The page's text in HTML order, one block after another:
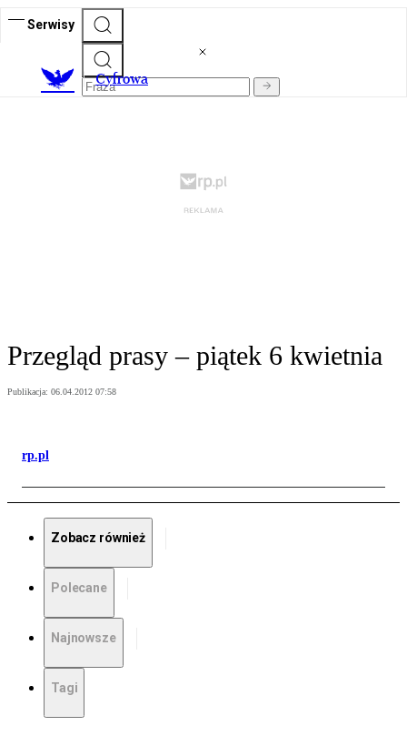
Serwisy
Cyfrowa
Przegląd prasy – piątek 6 kwietnia
Publikacja: 06.04.2012 07:58
rp.pl
Zobacz również
Polecane
Najnowsze
Tagi